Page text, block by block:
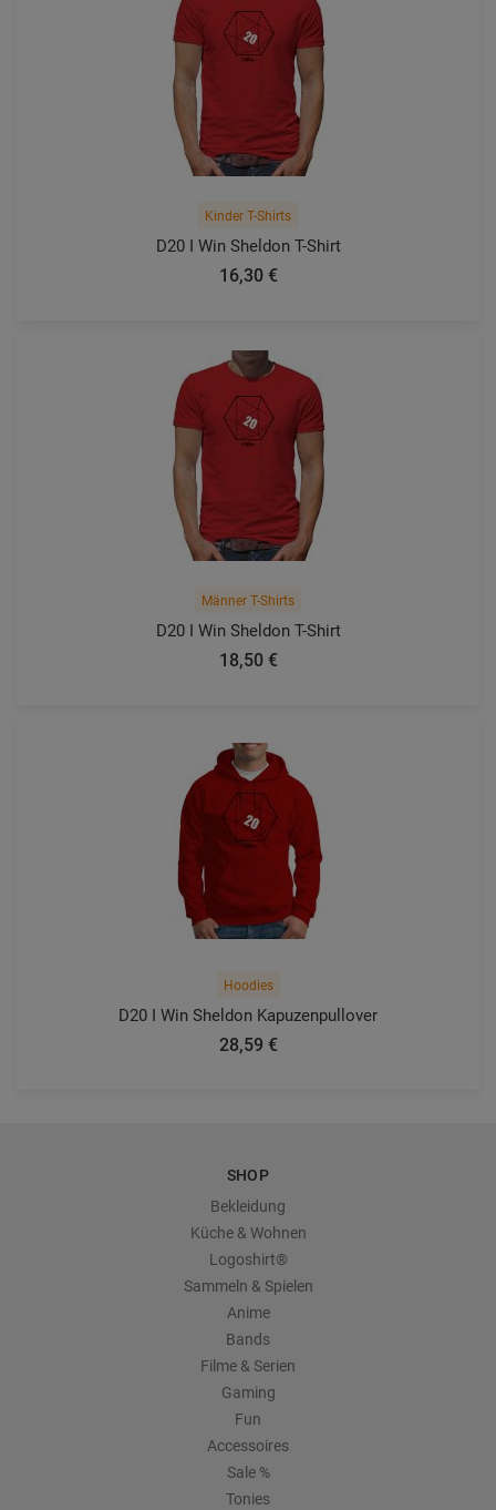
Kinder T-Shirts
D20 I Win Sheldon T-Shirt
16,30 €
Männer T-Shirts
D20 I Win Sheldon T-Shirt
18,50 €
Hoodies
D20 I Win Sheldon Kapuzenpullover
28,59 €
SHOP
Bekleidung
Küche & Wohnen
Logoshirt®
Sammeln & Spielen
Anime
Bands
Filme & Serien
Gaming
Fun
Accessoires
Sale %
Tonies